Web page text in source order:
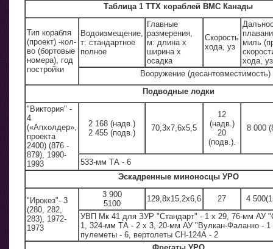
Таблица 1 ТТХ кораблей ВМС Канады
Тип корабля
(проект) -кол-
во (бортовые
номера), год
постройки
Водоизмещение,
т: стандартное
полное
Главные
размерения,
м: длина х
ширина х
осадка
Скорость
хода, уз
миль
хода,
Вооружение (десантовместимость)
Подводные лодки
"Виктория" -
4
(«Апхолдер»,
проекта
2400) (876 -
879), 1990-
1993
2 168 (надв.)
2 455 (подв.)
70,3x7,6x5,5
12
(надв.)
20
(подв.).
8 000
533-мм ТА - 6
Эскадренные миноносцы УРО
"Ирокез"- 3
(280, 282,
283), 1972-
1973
3 900
5100
129,8x15,2x6,6 27
4
УВП Мк 41 для ЗУР "Стандарт" - 1 х 29, 76-мм АУ
1, 324-мм ТА - 2 х 3, 20-мм АУ "Вулкан-Фаланко -
пулеметы - 6, вертолеты СН-124А - 2